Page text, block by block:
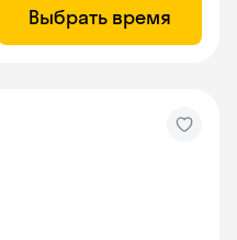
Выбрать время